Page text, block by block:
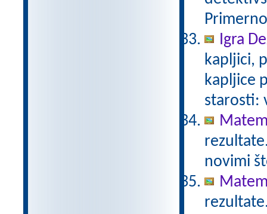
Igra
kapljici,
kapljice
starosti:
novimi